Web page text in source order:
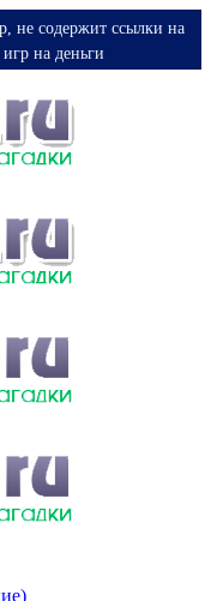
не содержит ссылки на
на деньги